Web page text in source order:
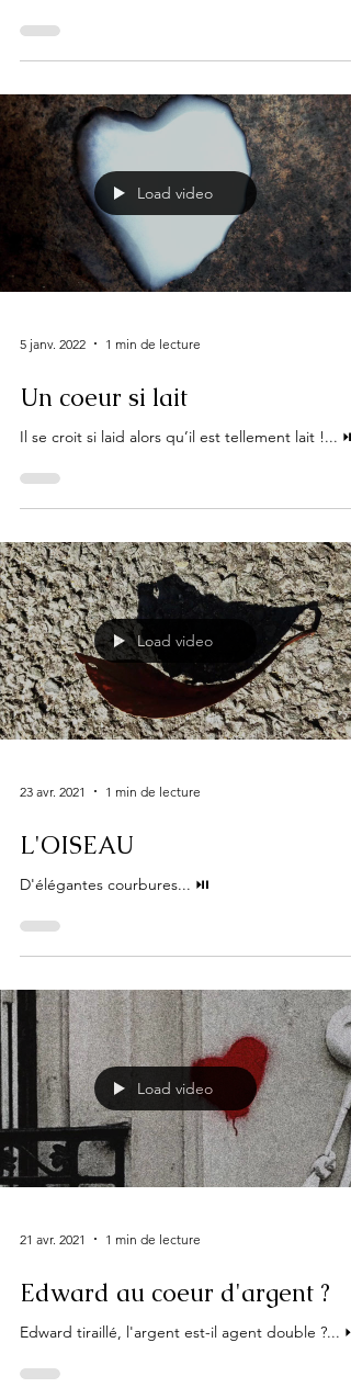
Load video
5 janv. 2022 1 min de lecture
Un coeur si lait
Il se croit si laid alors qu’il est tellement lait !... ⏯
Load video
23 avr. 2021 1 min de lecture
L'OISEAU
D'élégantes courbures... ⏯
Load video
21 avr. 2021 1 min de lecture
Edward au coeur d'argent ?
Edward tiraillé, l'argent est-il agent double ?... ⏯